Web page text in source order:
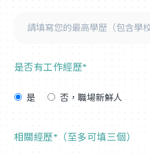
是否有工作經歷*
是 否，職場新鮮人
相關經歷*（至多可填三個）